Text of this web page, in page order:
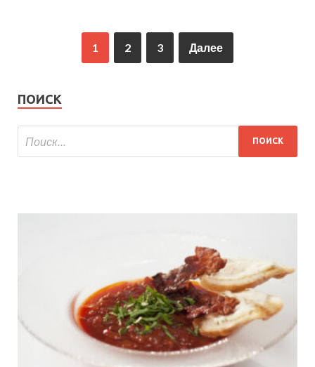
1 2 3 Далее
ПОИСК